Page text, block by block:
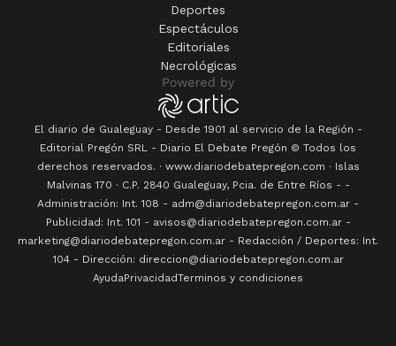
Deportes
Espectáculos
Editoriales
Necrológicas
El diario de Gualeguay - Desde 1901 al servicio de la Región -
Editorial Pregón SRL - Diario El Debate Pregón © Todos los
derechos reservados. · www.diariodebatepregon.com · Islas
Malvinas 170 · C.P. 2840 Gualeguay, Pcia. de Entre Ríos - -
Administración: Int. 108 - adm@diariodebatepregon.com.ar -
Publicidad: Int. 101 - avisos@diariodebatepregon.com.ar -
marketing@diariodebatepregon.com.ar - Redacción / Deportes: Int.
104 - Dirección: direccion@diariodebatepregon.com.ar
AyudaPrivacidadTerminos y condiciones